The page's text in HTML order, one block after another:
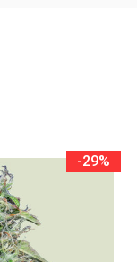
-29%